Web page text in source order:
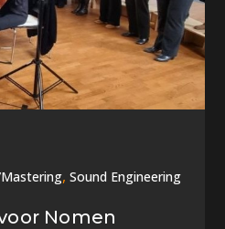
,Sound Engineering
Nomen